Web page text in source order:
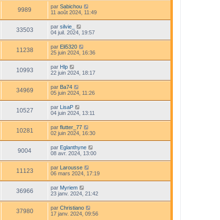
9989 par Sabichou
11 août 2024, 11:49
33503 par silvie_
04 juil. 2024, 19:57
11238 par Eli5320
25 juin 2024, 16:36
10993 par Hlp
22 juin 2024, 18:17
34969 par Ba74
05 juin 2024, 11:26
10527 par LisaP
04 juin 2024, 13:11
10281 par flutter_77
02 juin 2024, 16:30
9004 par Eglanthyne
08 avr. 2024, 13:00
11123 par Larousse
06 mars 2024, 17:19
36966 par Myriem
23 janv. 2024, 21:42
37980 par Christiano
17 janv. 2024, 09:56